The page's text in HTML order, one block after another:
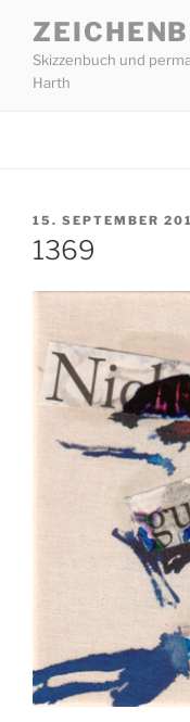
Inhalt
springen
Skizzenbuch und
Harth
VERÖFFENTLICHT
AM
15. SEPTEMBER
1369